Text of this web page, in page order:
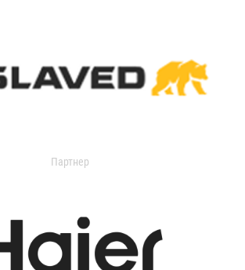
Партнер